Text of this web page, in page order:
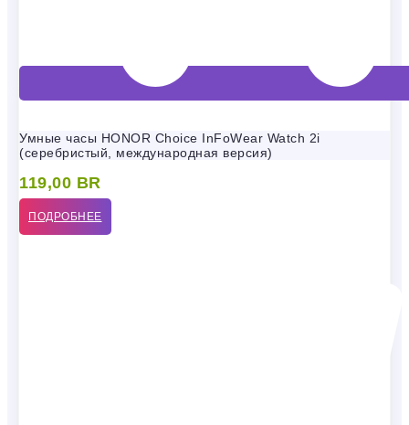
Умные часы HONOR Choice InFoWear Watch 2i
(серебристый, международная версия)
119,00 BR
ПОДРОБНЕЕ